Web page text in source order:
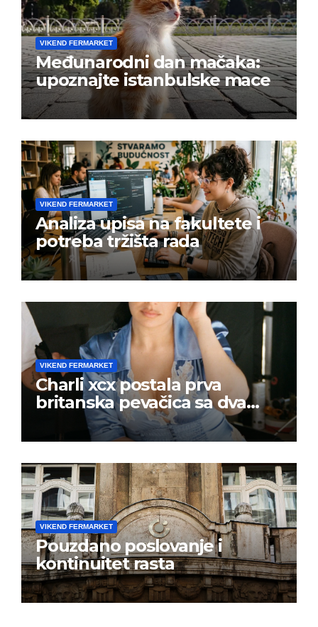
VIKEND FERMARKET
Međunarodni dan mačaka:
upoznajte istanbulske mace
VIKEND FERMARKET
Analiza upisa na fakultete i
potreba tržišta rada
VIKEND FERMARKET
Charli xcx postala prva
britanska pevačica sa dva
albuma na prvom mestu u
istoj kalendarskoj godini
VIKEND FERMARKET
Pouzdano poslovanje i
kontinuitet rasta